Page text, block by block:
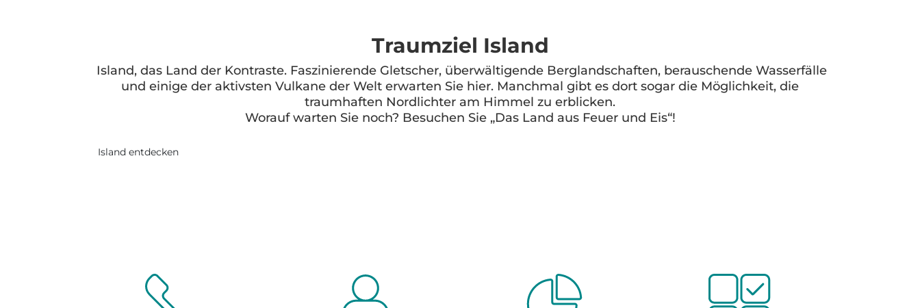
Traumziel Island
Island, das Land der Kontraste. Faszinierende Gletscher, überwältigende Berglandschaften, berauschende Wasserfälle
und einige der aktivsten Vulkane der Welt erwarten Sie hier. Manchmal gibt es dort sogar die Möglichkeit, die
traumhaften Nordlichter am Himmel zu erblicken.
Worauf warten Sie noch? Besuchen Sie „Das Land aus Feuer und Eis“!
Island entdecken